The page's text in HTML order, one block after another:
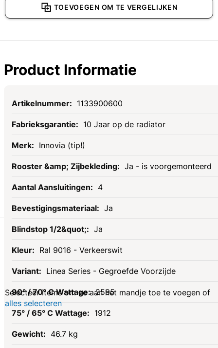
TOEVOEGEN OM TE VERGELIJKEN
Product Informatie
Specificaties
1133900600
10 Jaar op de radiator
Innovia (tip!)
Ja - is voorgemonteerd
4
Ja
Ja
Ral 9016 - Verkeerswit
Linea Series - Gegroefde Voorzijde
2595
1912
46.7 kg
Gerelateerde
producten
Selecteer items om ze aan het mandje toe te voegen of
alles selecteren